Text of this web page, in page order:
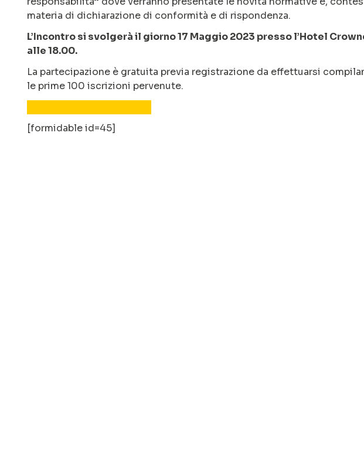
materia di dichiarazione di conformità e di rispondenza.
L’Incontro si svolgerà il giorno 17 Maggio 2023 presso l’Hotel
alle 18.00.
La partecipazione è gratuita previa registrazione da effettuarsi
le prime 100 iscrizioni pervenute.
[formidable id=45]